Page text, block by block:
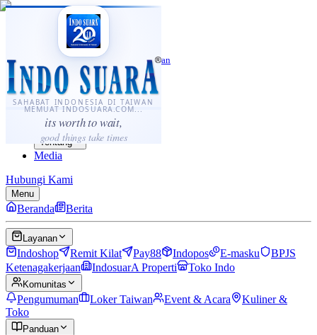
SAHABAT INDONESIA DI TAIWAN
MEMUAT INDOSUARA.COM...
its worth to wait,
good things take times
·...
⌘K
Sahabat Indonesia di Taiwan
Berita
Layanan
Komunitas
Panduan
Tentang
Media
Hubungi Kami
Menu
Beranda Berita
Layanan
Indoshop Remit Kilat Pay88 Indopos E-masku
BPJS
Ketenagakerjaan
IndosuarA Properti Toko Indo
Komunitas
Pengumuman Loker Taiwan Event & Acara
Kuliner &
Toko
Panduan